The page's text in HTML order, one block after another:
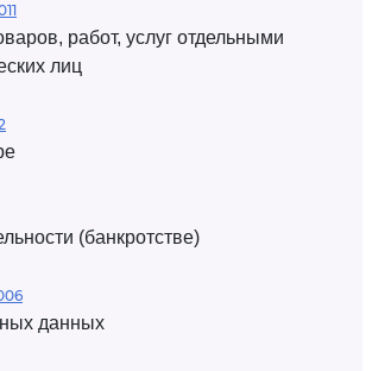
работ, услуг отдельными
лиц
(банкротстве)
данных